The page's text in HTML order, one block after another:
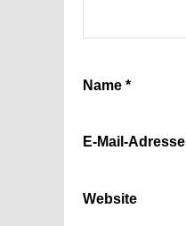
Name *
E-Mail-Adresse
Website